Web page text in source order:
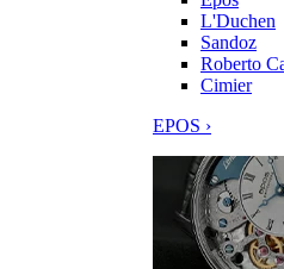
L'Duchen
Sandoz
Roberto
Cimier
EPOS ›